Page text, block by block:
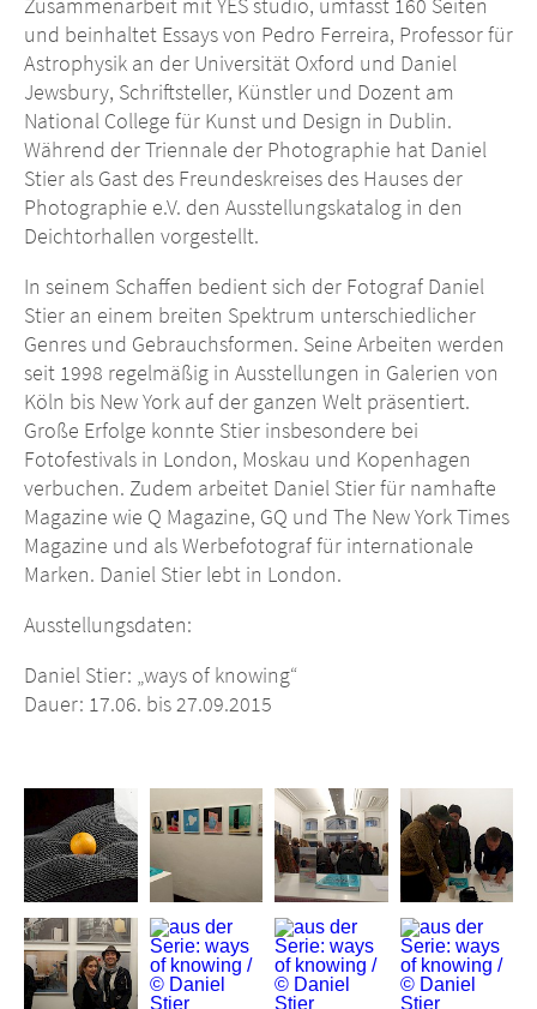
Zusammenarbeit mit YES studio, umfasst 160 Seiten
und beinhaltet Essays von Pedro Ferreira, Professor für
Astrophysik an der Universität Oxford und Daniel
Jewsbury, Schriftsteller, Künstler und Dozent am
National College für Kunst und Design in Dublin.
Während der Triennale der Photographie hat Daniel
Stier als Gast des Freundeskreises des Hauses der
Photographie e.V. den Ausstellungskatalog in den
Deichtorhallen vorgestellt.
In seinem Schaffen bedient sich der Fotograf Daniel
Stier an einem breiten Spektrum unterschiedlicher
Genres und Gebrauchsformen. Seine Arbeiten werden
seit 1998 regelmäßig in Ausstellungen in Galerien von
Köln bis New York auf der ganzen Welt präsentiert.
Große Erfolge konnte Stier insbesondere bei
Fotofestivals in London, Moskau und Kopenhagen
verbuchen. Zudem arbeitet Daniel Stier für namhafte
Magazine wie Q Magazine, GQ und The New York Times
Magazine und als Werbefotograf für internationale
Marken. Daniel Stier lebt in London.
Ausstellungsdaten:
Daniel Stier: „ways of knowing“
Dauer: 17.06. bis 27.09.2015